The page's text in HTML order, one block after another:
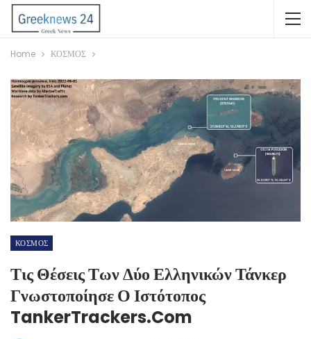
Home ΚΟΣΜΟΣ
ΚΟΣΜΟΣ
Τις Θέσεις Των Δύο Ελληνικών Τάνκερ
Γνωστοποίησε Ο Ιστότοπος
TankerTrackers.com